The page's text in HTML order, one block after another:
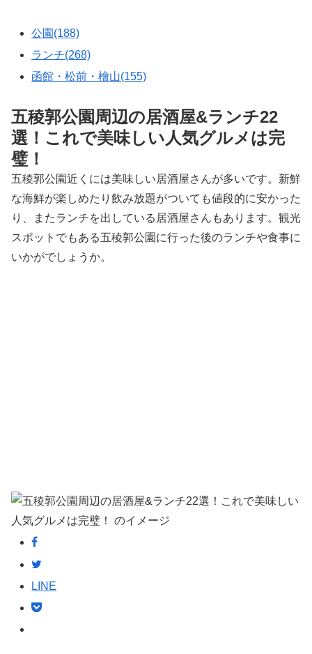
公園(188)
ランチ(268)
函館・松前・檜山(155)
五稜郭公園周辺の居酒屋&ランチ22
選！これで美味しい人気グルメは完
璧！
五稜郭公園近くには美味しい居酒屋さんが多いです。新鮮
な海鮮が楽しめたり飲み放題がついても値段的に安かった
り、またランチを出している居酒屋さんもあります。観光
スポットでもある五稜郭公園に行った後のランチや食事に
いかがでしょうか。
LINE